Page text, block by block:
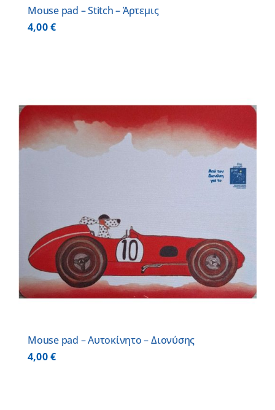
Mouse pad – Stitch – Άρτεμις
4,00€
Mouse pad – Αυτοκίνητο – Διονύσης
4,00€